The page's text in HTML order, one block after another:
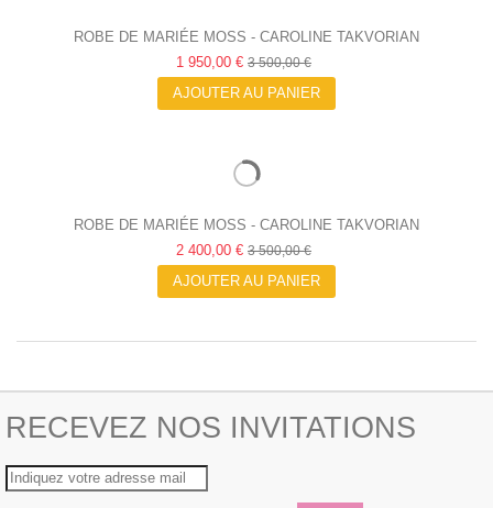
ROBE DE MARIÉE MOSS - CAROLINE TAKVORIAN
1 950,00 € 3 500,00 €
AJOUTER AU PANIER
ROBE DE MARIÉE MOSS - CAROLINE TAKVORIAN
2 400,00 € 3 500,00 €
AJOUTER AU PANIER
RECEVEZ NOS INVITATIONS